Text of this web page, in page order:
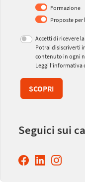
Formazione
Proposte
Accetti di ricevere
Potrai disiscriverti
contenuto in ogni
Leggi l’informativa
SCOPRI
Seguici sui